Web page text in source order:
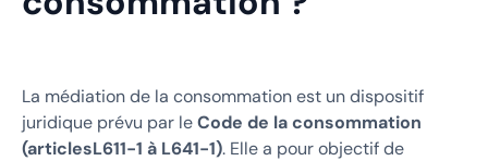
La médiation de la consommation est un dispositif
juridique prévu par leCode de la consommation
(articlesL611-1 à L641-1). Elle a pour objectif de